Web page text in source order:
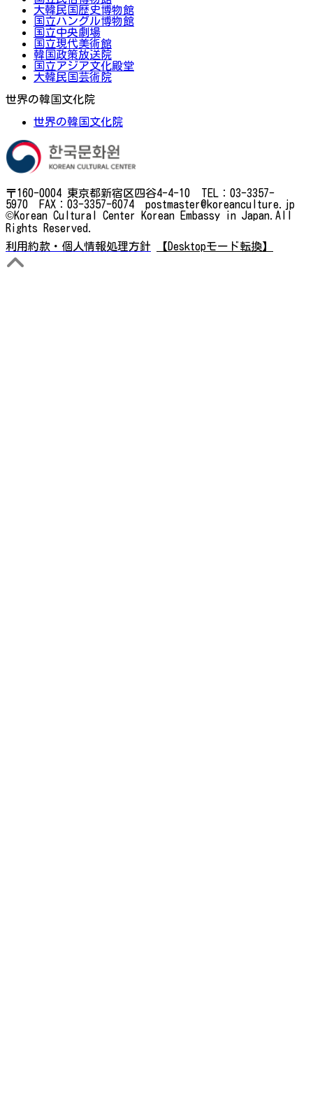
大韓民国歴史博物館
国立ハングル博物館
国立中央劇場
国立現代美術館
韓国政策放送院
国立アジア文化殿堂
大韓民国芸術院
世界の韓国文化院
世界の韓国文化院
〒160-0004 東京都新宿区四谷4-4-10 TEL：03-3357-
5970 FAX：03-3357-6074 postmaster@koreanculture.jp
©Korean Cultural Center Korean Embassy in Japan.All
Rights Reserved.
利用約款・個人情報処理方針
【Desktopモード転換】